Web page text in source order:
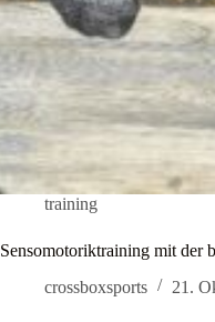
training
Sensomotoriktraining mit der
crossboxsports
21.